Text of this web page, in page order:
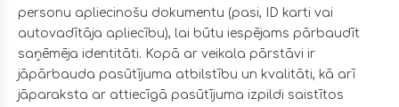
personu apliecinošu dokumentu (pasi, ID karti vai
autovadītāja apliecību), lai būtu iespējams pārbaudīt
saņēmēja identitāti. Kopā ar veikala pārstāvi ir
jāpārbauda pasūtījuma atbilstību un kvalitāti, kā arī
jāparaksta ar attiecīgā pasūtījuma izpildi saistītos